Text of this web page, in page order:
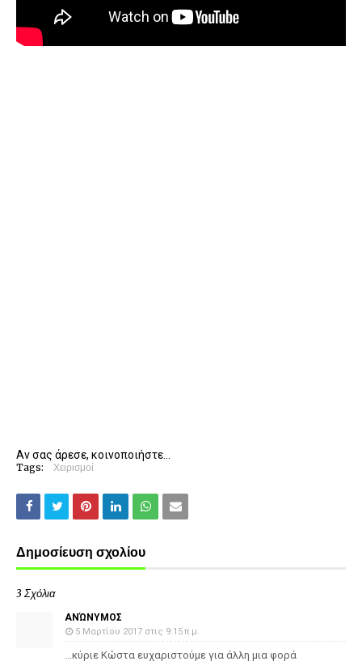
Αν σας άρεσε, κοινοποιήστε...
Tags: Χειρισμοί
Δημοσίευση σχολίου
3 Σχόλια
ΑΝΏΝΥΜΟΣ
5 Μαρτίου 2017 στις 9:15 π.μ.
...κύριε Κώστα ευχαριστούμε για άλλη μια φορά